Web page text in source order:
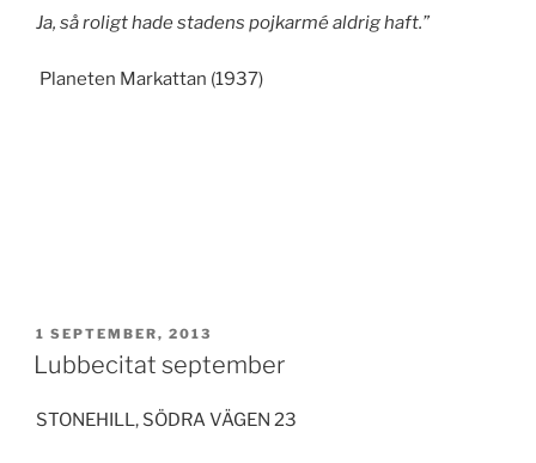
Ja, så roligt hade stadens pojkarmé aldrig haft.”
Planeten Markattan (1937)
PUBLICERAT
1 SEPTEMBER, 2013
Lubbecitat september
STONEHILL, SÖDRA VÄGEN 23